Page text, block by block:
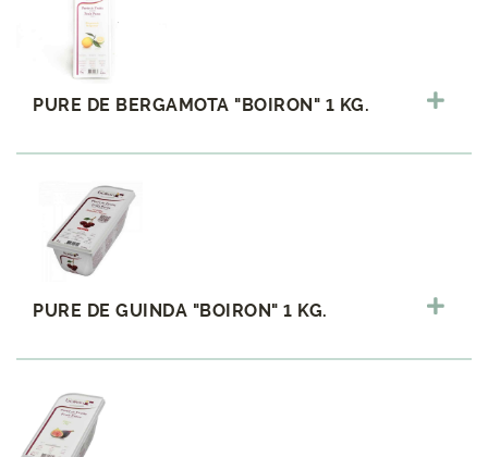
PURE DE BERGAMOTA "BOIRON" 1 KG.
PURE DE GUINDA "BOIRON" 1 KG.